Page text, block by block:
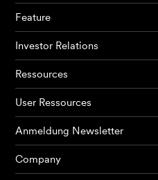
Feature
Investor Relations
Ressources
User Ressources
Anmeldung Newsletter
Company